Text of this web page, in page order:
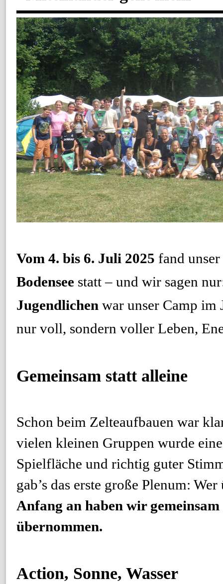
Vom 4. bis 6. Juli 2025 fand
Bodenseestatt – und wir sagen
Jugendlichen war unser Camp
nur voll, sondern voller Leben,
Gemeinsam statt alleine
Schon beim Zelteaufbauen war
vielen kleinen Gruppen wurde
Spielfläche und richtig guter
gab’s das erste große Plenum:
Anfang an haben wir
übernommen.
Action, Sonne, Wasser